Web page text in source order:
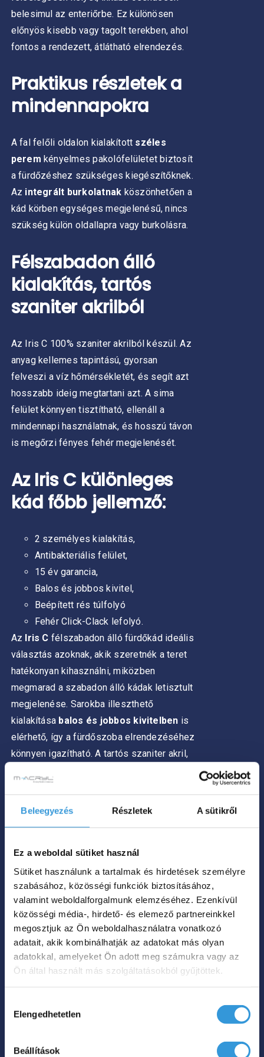
Beleegyezés Részletek A sütikről
Ez a weboldal sütiket használ
Sütiket használunk a tartalmak és hirdetések személyre
szabásához, közösségi funkciók biztosításához,
valamint weboldalforgalmunk elemzéséhez. Ezenkívül
közösségi média-, hirdető- és elemező partnereinkkel
megosztjuk az Ön weboldalhasználatra vonatkozó
adatait, akik kombinálhatják az adatokat más olyan
adatokkal, amelyeket Ön adott meg számukra vagy az
Ön által használt más szolgáltatásokból gyűjtöttek.
kiválasztása
Elengedhetetlen
Beállítások
belesimul az enteriőrbe. Ez különösen
előnyös kisebb vagy tagolt terekben, ahol
fontos a rendezett, átlátható elrendezés.
Praktikus részletek a
mindennapokra
A fal felőli oldalon kialakított széles
perem kényelmes pakolófelületet biztosít
a fürdőzéshez szükséges kiegészítőknek.
Az integrált burkolatnak köszönhetően a
kád körben egységes megjelenésű, nincs
szükség külön oldallapra vagy burkolásra.
Félszabadon álló
kialakítás, tartós
szaniter akrilból
Az Iris C 100% szaniter akrilból készül. Az
anyag kellemes tapintású, gyorsan
felveszi a víz hőmérsékletét, és segít azt
hosszabb ideig megtartani azt. A sima
felület könnyen tisztítható, ellenáll a
mindennapi használatnak, és hosszú távon
is megőrzi fényes fehér megjelenését.
Az Iris C különleges
kád főbb jellemző:
2 személyes kialakítás,
Antibakteriális felület,
15 év garancia,
Balos és jobbos kivitel,
Beépített rés túlfolyó
Fehér Click-Clack lefolyó.
Az Iris C félszabadon álló fürdőkád ideális
választás azoknak, akik szeretnék a teret
hatékonyan kihasználni, miközben
megmarad a szabadon álló kádak letisztult
megjelenése. Sarokba illeszthető
kialakítása balos és jobbos kivitelben is
elérhető, így a fürdőszoba elrendezéséhez
könnyen igazítható. A tartós szaniter akril,
részletek pedig hosszú távon is
Hol tudom
Ennek
a
több
variációja
van.
A
változatok
a
termékoldalon
Harmony különleges
akril kád
535 000Ft – 562 000
A Harmony kád különleges aszimmetrikus
Formavilága és tágas belső tere a szabadon